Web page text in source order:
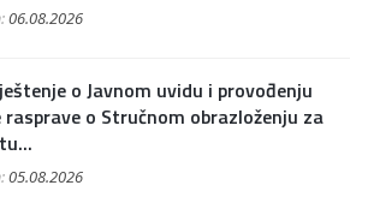
06.08.2026
o Javnom uvidu i provođenju
rasprave o Stručnom obrazloženju za
05.08.2026